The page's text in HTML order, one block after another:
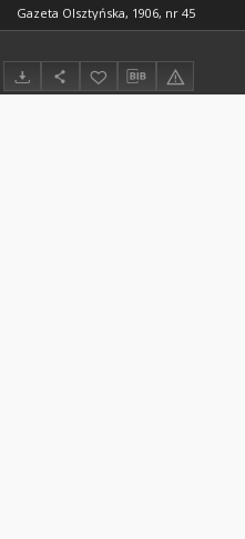
Gazeta Olsztyńska, 1906, nr 45